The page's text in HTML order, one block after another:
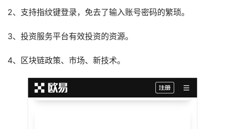
2、支持指纹键登录，免去了输入账号密码的繁琐。
3、投资服务平台有效投资的资源。
4、区块链政策、市场、新技术。